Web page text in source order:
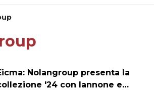
Nolangroup presenta la
'24 con Iannone e